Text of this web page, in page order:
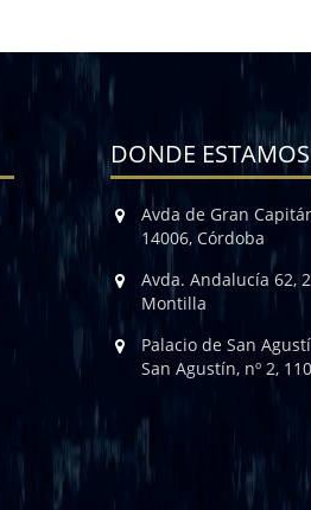
DONDE ESTAMOS
Avda de Gran
14006, Córdoba
Avda. Andalucía 62,
Montilla
Palacio de San
San Agustín, nº 2,